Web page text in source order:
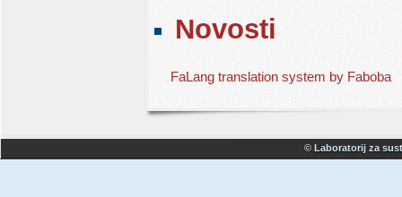
Novosti
FaLang translation system by Faboba
© Laboratorij za